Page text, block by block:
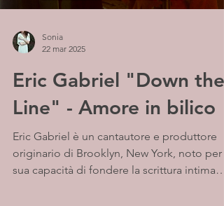
Sonia
22 mar 2025
Eric Gabriel "Down the
Line" - Amore in bilico
​Eric Gabriel è un cantautore e produttore
originario di Brooklyn, New York, noto per
sua capacità di fondere la scrittura intima